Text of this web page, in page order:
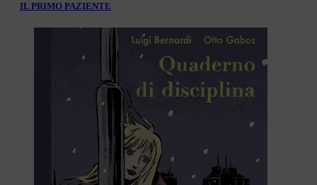
IL PRIMO PAZIENTE